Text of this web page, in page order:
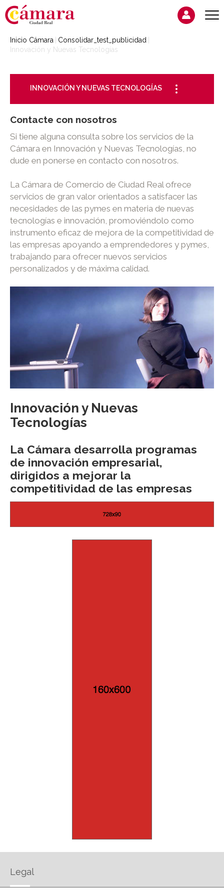
Inicio Cámara
Consolidar_test_publicidad
Innovación y Nuevas Tecnologías
INNOVACIÓN Y NUEVAS TECNOLOGÍAS
Contacte con nosotros
Si tiene alguna consulta sobre los servicios de la
Cámara en Innovación y Nuevas Tecnologías, no
dude en ponerse en contacto con nosotros.
La Cámara de Comercio de Ciudad Real ofrece
servicios de gran valor orientados a satisfacer las
necesidades de las pymes en materia de nuevas
tecnologías e innovación, promoviéndolo como
instrumento eficaz de mejora de la competitividad de
las empresas apoyando a emprendedores y pymes,
trabajando para ofrecer nuevos servicios
personalizados y de máxima calidad.
Innovación y Nuevas
Tecnologías
La Cámara desarrolla programas
de innovación empresarial,
dirigidos a mejorar la
competitividad de las empresas
Legal